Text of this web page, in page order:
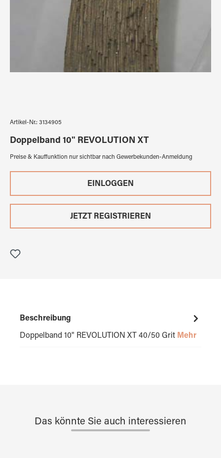
Artikel-Nr.: 3134905
Doppelband 10" REVOLUTION XT
Preise & Kauffunktion nur sichtbar nach Gewerbekunden-Anmeldung
EINLOGGEN
JETZT REGISTRIEREN
Beschreibung
Doppelband 10" REVOLUTION XT 40/50 Grit Mehr
Das könnte Sie auch interessieren